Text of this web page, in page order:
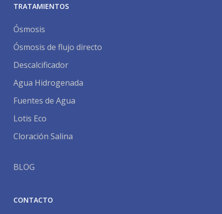
TRATAMIENTOS
Ósmosis
Ósmosis de flujo directo
Descalcificador
Agua Hidrogenada
Fuentes de Agua
Lotis Eco
Cloración Salina
BLOG
CONTACTO